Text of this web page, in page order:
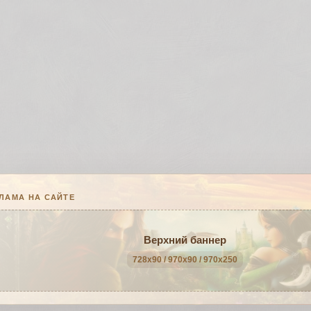
НА САЙТЕ
Верхний баннер
728x90 / 970x90 / 970x250